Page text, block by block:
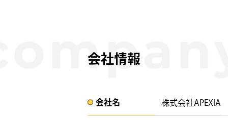
会社情報
会社名​ 株式会社APEXIA